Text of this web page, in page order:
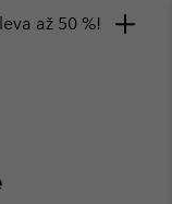
až 50 %!